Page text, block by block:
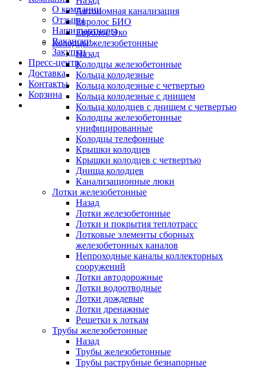
О компании
Отзывы
Наши партнеры
Вакансии
Закупки
Пресс-центр
Доставка
Контакты
Корзина
Автономная канализация
Евролос БИО
Евролос Эко
Колодцы железобетонные
Назад
Колодцы железобетонные
Кольца колодезные
Кольца колодезные с четвертью
Кольца колодезные с днищем
Кольца колодцев с днищем с четвертью
Колодцы железобетонные
унифицированные
Колодцы телефонные
Крышки колодцев
Крышки колодцев с четвертью
Днища колодцев
Канализационные люки
Лотки железобетонные
Назад
Лотки железобетонные
Лотки и покрытия теплотрасс
Лотковые элементы сборных
железобетонных каналов
Непроходные каналы коллекторных
сооружений
Лотки автодорожные
Лотки водоотводные
Лотки дождевые
Лотки дренажные
Решетки к лоткам
Трубы железобетонные
Назад
Трубы железобетонные
Трубы раструбные безнапорные